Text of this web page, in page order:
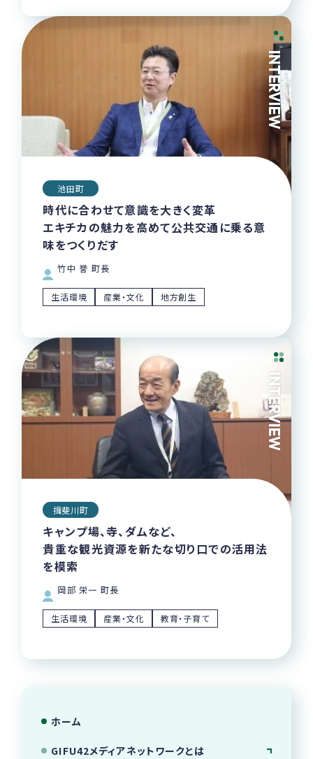
INTERVIEW
池田町
時代に合わせて意識を大きく変革
エキチカの魅力を高めて公共交通に乗る意
味をつくりだす
竹中 誉 町長
生活環境 産業・文化 地方創生
INTERVIEW
揖斐川町
キャンプ場、寺、ダムなど、
貴重な観光資源を新たな切り口での活用法
を模索
岡部 栄一 町長
生活環境 産業・文化 教育・子育て
ホーム
GIFU42メディアネットワークとは